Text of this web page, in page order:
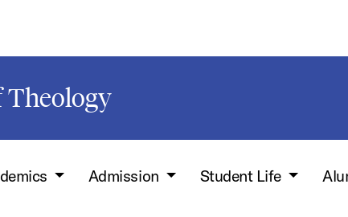
Theology
Admission Student Life